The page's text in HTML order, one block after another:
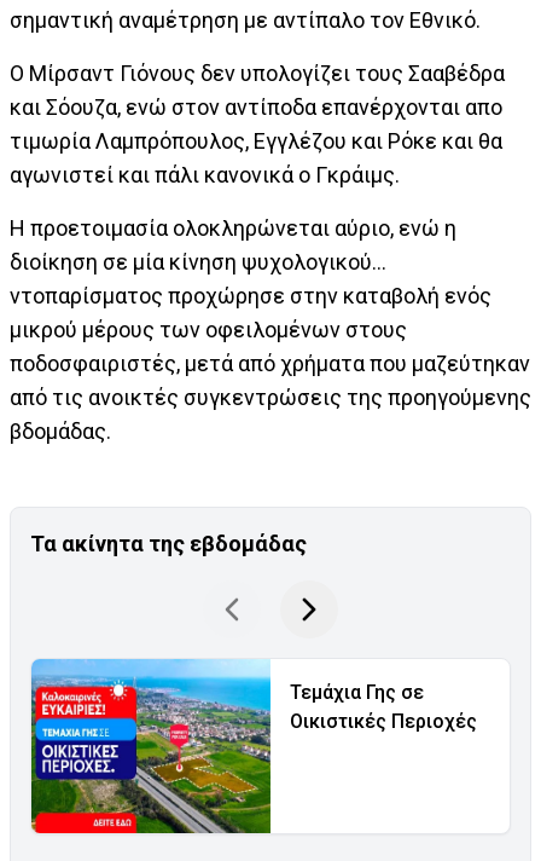
σημαντική αναμέτρηση με αντίπαλο τον Εθνικό.
Ο Μίρσαντ Γιόνους δεν υπολογίζει τους Σααβέδρα
και Σόουζα, ενώ στον αντίποδα επανέρχονται απο
τιμωρία Λαμπρόπουλος, Εγγλέζου και Ρόκε και θα
αγωνιστεί και πάλι κανονικά ο Γκράιμς.
Η προετοιμασία ολοκληρώνεται αύριο, ενώ η
διοίκηση σε μία κίνηση ψυχολογικού...
ντοπαρίσματος προχώρησε στην καταβολή ενός
μικρού μέρους των οφειλομένων στους
ποδοσφαιριστές, μετά από χρήματα που μαζεύτηκαν
από τις ανοικτές συγκεντρώσεις της προηγούμενης
βδομάδας.
Τα ακίνητα της εβδομάδας
Τεμάχια Γης σε
Οικιστικές Περιοχές